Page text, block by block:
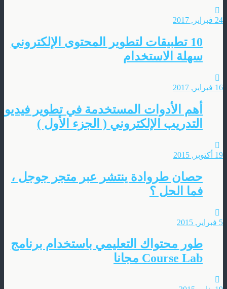
24 فبراير, 2017
10 تطبيقات لتطوير المحتوى الإلكتروني
سهلة الاستخدام
16 فبراير, 2017
أهم الأدوات المستخدمة في تطوير فيديو
التدريب الإلكتروني ( الجزء الأول )
19 أكتوبر, 2015
حصان طروادة ينتشر عبر متجر جوجل ،
فما الحل ؟
5 فبراير, 2015
طور محتواك التعليمي باستخدام برنامج
Course Lab مجانا